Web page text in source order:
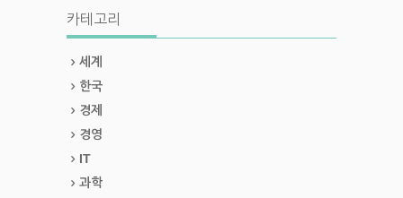
카테고리
세계
한국
경제
경영
IT
과학